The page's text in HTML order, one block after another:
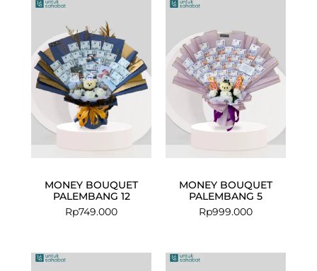
MONEY BOUQUET
PALEMBANG 12
Rp749.000
MONEY BOUQUET
PALEMBANG 5
Rp999.000